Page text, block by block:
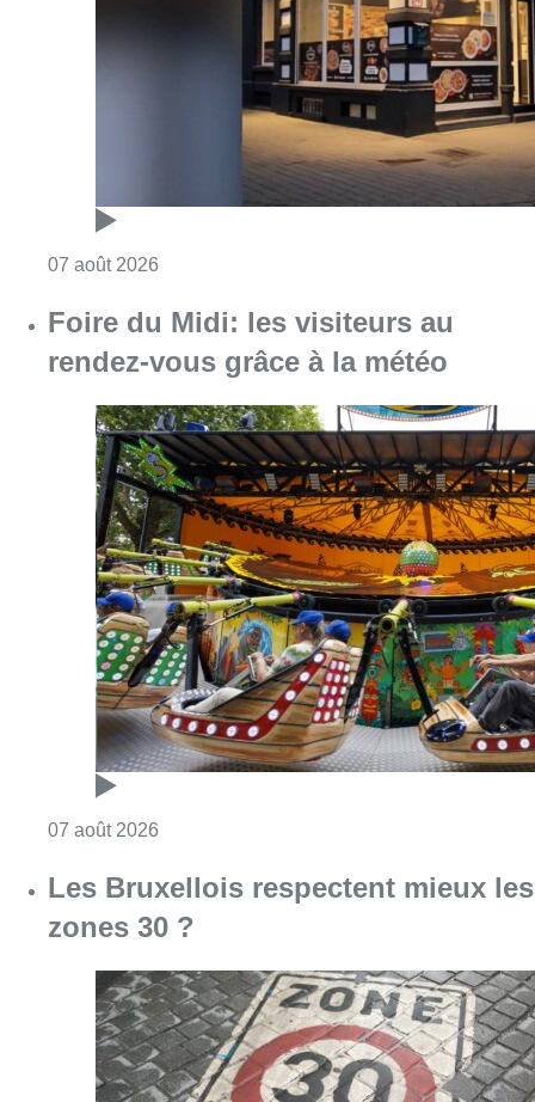
07 août 2026
Foire du Midi: les visiteurs au
rendez-vous grâce à la météo
07 août 2026
Les Bruxellois respectent mieux les
zones 30 ?